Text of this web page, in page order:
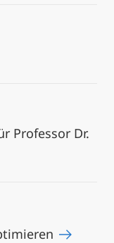
Professor Dr.